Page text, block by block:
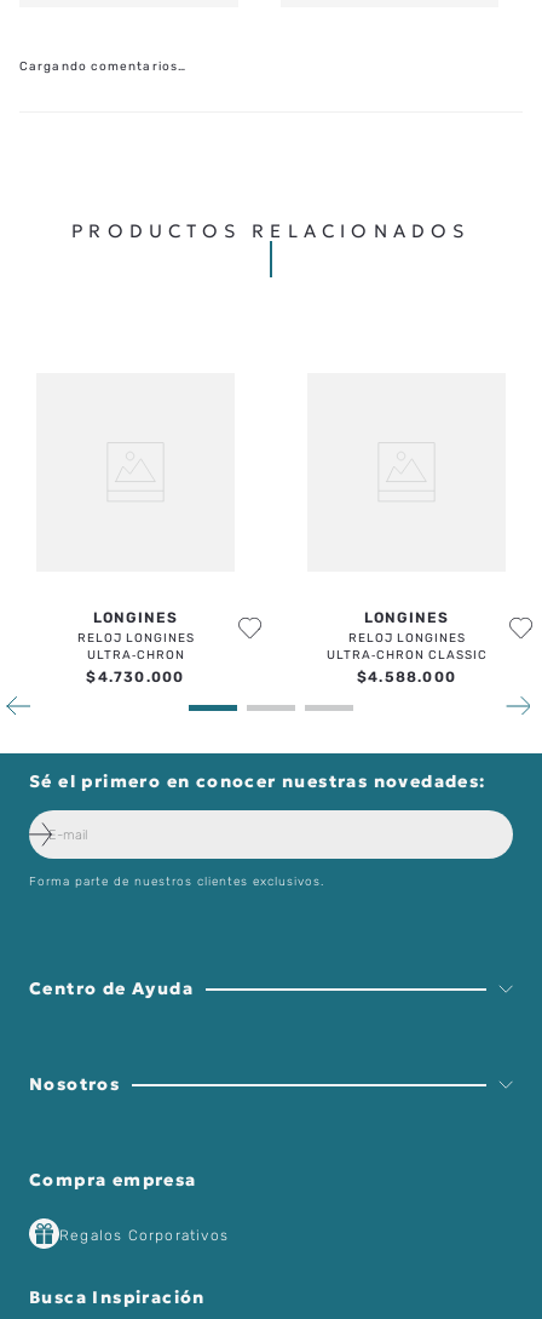
Cargando comentarios…
PRODUCTOS RELACIONADOS
LONGINES
RELOJ LONGINES
ULTRA‑CHRON
$4.730.000
LONGINES
RELOJ LONGINES
ULTRA‑CHRON CLASSIC
$4.588.000
Sé el primero en conocer nuestras novedades:
Forma parte de nuestros clientes exclusivos.
Centro de Ayuda
Nosotros
Compra empresa
Regalos Corporativos
Busca Inspiración